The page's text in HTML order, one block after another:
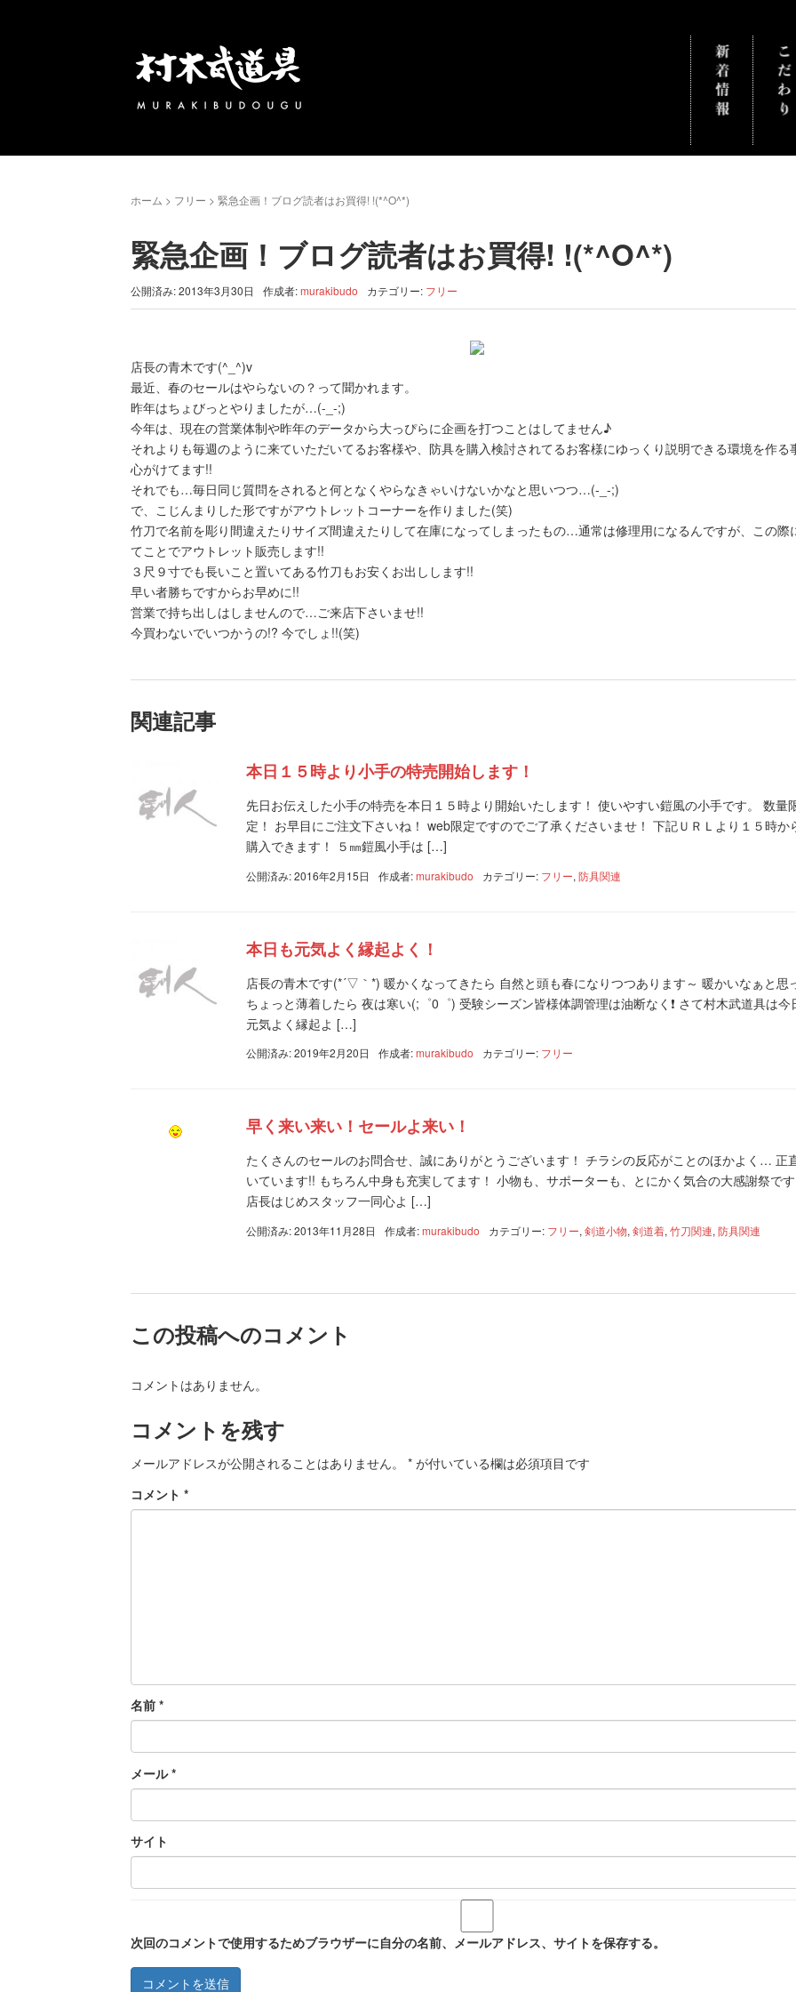
ホーム > フリー > 緊急企画！ブログ読者はお買得! !(*^O^*)
緊急企画！ブログ読者はお買得! !(*^O^*)
公開済み: 2013年3月30日 作成者:murakibudo カテゴリー: フリー
店長の青木です(^_^)v
最近、春のセールはやらないの？って聞かれます。
昨年はちょびっとやりましたが…(-_-;)
今年は、現在の営業体制や昨年のデータから大っぴらに企画を打つことはしてません♪
それよりも毎週のように来ていただいてるお客様や、防具を購入検討されてるお客様にゆっくり説明できる環境を作る
心がけてます!!
それでも…毎日同じ質問をされると何となくやらなきゃいけないかなと思いつつ…(-_-;)
で、こじんまりした形ですがアウトレットコーナーを作りました(笑)
竹刀で名前を彫り間違えたりサイズ間違えたりして在庫になってしまったもの…通常は修理用になるんですが、この際
てことでアウトレット販売します!!
３尺９寸でも長いこと置いてある竹刀もお安くお出しします!!
早い者勝ちですからお早めに!!
営業で持ち出しはしませんので…ご来店下さいませ!!
今買わないでいつかうの!? 今でしょ!!(笑)
関連記事
本日１５時より小手の特売開始します！
先日お伝えした小手の特売を本日１５時より開始いたします！ 使いやすい鎧風の小手です。 数量
定！ お早目にご注文下さいね！ web限定ですのでご了承くださいませ！ 下記ＵＲＬより１５時か
購入できます！ ５㎜鎧風小手は […]
公開済み: 2016年2月15日 作成者:murakibudo カテゴリー: フリー, 防具関連
本日も元気よく縁起よく！
店長の青木です(*´▽｀*) 暖かくなってきたら 自然と頭も春になりつつあります～ 暖かいなぁと思
ちょっと薄着したら 夜は寒い(;゜0゜) 受験シーズン皆様体調管理は油断なく❗️ さて村木武道具は今
元気よく縁起よ […]
公開済み: 2019年2月20日 作成者:murakibudo カテゴリー: フリー
早く来い来い！セールよ来い！
たくさんのセールのお問合せ、誠にありがとうございます！ チラシの反応がことのほかよく… 正
いています!! もちろん中身も充実してます！ 小物も、サポーターも、とにかく気合の大感謝祭です
店長はじめスタッフ一同心よ […]
公開済み: 2013年11月28日 作成者:murakibudo カテゴリー: フリー, 剣道小物, 剣道着, 竹刀関連, 防具関連
この投稿へのコメント
コメントはありません。
コメントを残す
メールアドレスが公開されることはありません。 * が付いている欄は必須項目です
コメント *
名前 *
メール*
サイト
次回のコメントで使用するためブラウザーに自分の名前、メールアドレス、サイトを保存する。